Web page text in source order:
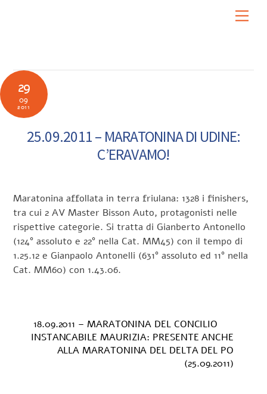
29
09
2011
25.09.2011 – MARATONINA DI UDINE:
C’ERAVAMO!
Maratonina affollata in terra friulana: 1328 i finishers,
tra cui 2 AV Master Bisson Auto, protagonisti nelle
rispettive categorie. Si tratta di Gianberto Antonello
(124° assoluto e 22° nella Cat. MM45) con il tempo di
1.25.12 e Gianpaolo Antonelli (631° assoluto ed 11° nella
Cat. MM60) con 1.43.06.
18.09.2011 – MARATONINA DEL CONCILIO
INSTANCABILE MAURIZIA: PRESENTE ANCHE
ALLA MARATONINA DEL DELTA DEL PO
(25.09.2011)